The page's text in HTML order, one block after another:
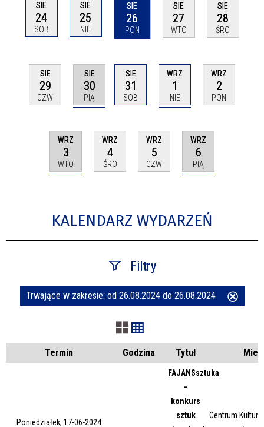
SIE
24
SOB
SIE
25
NIE
SIE
26
PON
SIE
27
WTO
SIE
28
ŚRO
SIE
29
CZW
SIE
30
PIĄ
SIE
31
SOB
WRZ
1
NIE
WRZ
2
PON
WRZ
3
WTO
WRZ
4
ŚRO
WRZ
5
CZW
WRZ
6
PIĄ
KALENDARZ WYDARZEŃ
Filtry
Szukana fraza
Kategoria
Trwające w zakresie: od 26.08.2024 do 26.08.2024
Termin Godzina Tytuł
Poniedziałek, 17-06-2024
FAJANSsztuka
–
konkurs
sztuk
Centrum Kultury